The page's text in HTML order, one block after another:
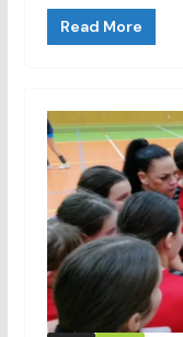
Read More